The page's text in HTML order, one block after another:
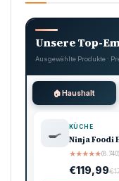
Unsere Top-
Ausgewählte Produkte ·
🏠 Haushalt
🍳 KÜCHE
Ninja Foodi
★★★★★(8.740)
€119,99